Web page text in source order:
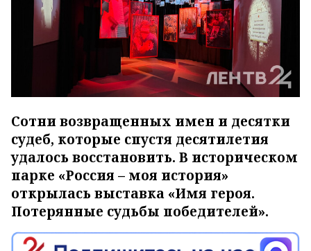
Сотни возвращенных имен и десятки
судеб, которые спустя десятилетия
удалось восстановить. В историческом
парке «Россия – моя история»
открылась выставка «Имя героя.
Потерянные судьбы победителей».